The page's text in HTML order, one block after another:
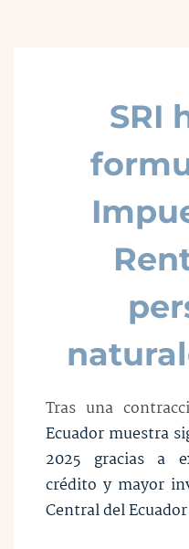
SRI
Tras una
Ecuador muestra
2025 gracias a
crédito y mayor
Central del Ecuador